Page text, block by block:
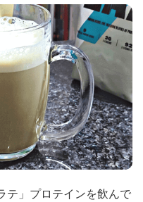
テ」プロテインを飲んで